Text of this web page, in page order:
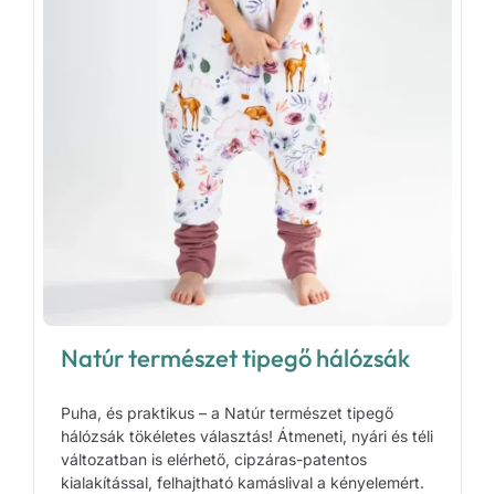
Natúr természet tipegő hálózsák
Puha, és praktikus – a Natúr természet tipegő
hálózsák tökéletes választás! Átmeneti, nyári és téli
változatban is elérhető, cipzáras-patentos
kialakítással, felhajtható kamáslival a kényelemért.